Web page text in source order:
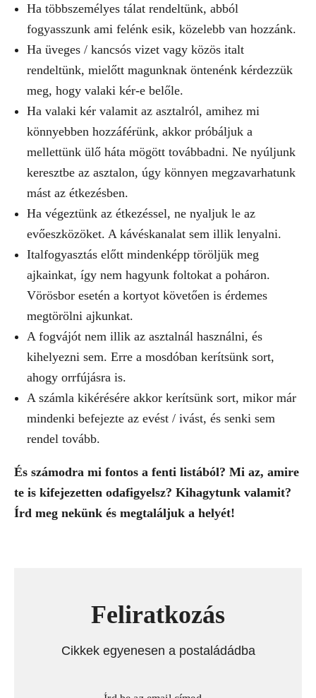
Ha többszemélyes tálat rendeltünk, abból
fogyasszunk ami felénk esik, közelebb van hozzánk.
Ha üveges / kancsós vizet vagy közös italt
rendeltünk, mielőtt magunknak öntenénk kérdezzük
meg, hogy valaki kér-e belőle.
Ha valaki kér valamit az asztalról, amihez mi
könnyebben hozzáférünk, akkor próbáljuk a
mellettünk ülő háta mögött továbbadni. Ne nyúljunk
keresztbe az asztalon, úgy könnyen megzavarhatunk
mást az étkezésben.
Ha végeztünk az étkezéssel, ne nyaljuk le az
evőeszközöket. A kávéskanalat sem illik lenyalni.
Italfogyasztás előtt mindenképp töröljük meg
ajkainkat, így nem hagyunk foltokat a poháron.
Vörösbor esetén a kortyot követően is érdemes
megtörölni ajkunkat.
A fogvájót nem illik az asztalnál használni, és
kihelyezni sem. Erre a mosdóban kerítsünk sort,
ahogy orrfújásra is.
A számla kikérésére akkor kerítsünk sort, mikor már
mindenki befejezte az evést / ivást, és senki sem
rendel tovább.
És számodra mi fontos a fenti listából? Mi az, amire
te is kifejezetten odafigyelsz? Kihagytunk valamit?
Írd meg nekünk és megtaláljuk a helyét!
Feliratkozás
Cikkek egyenesen a postaládádba